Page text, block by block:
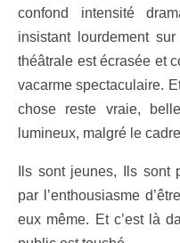
confond intensité
insistant lourdement
théâtrale est écrasée et
vacarme spectaculaire.
chose reste vraie,
lumineux, malgré le
Ils sont jeunes, Ils sont
par l’enthousiasme
eux même. Et c’est là